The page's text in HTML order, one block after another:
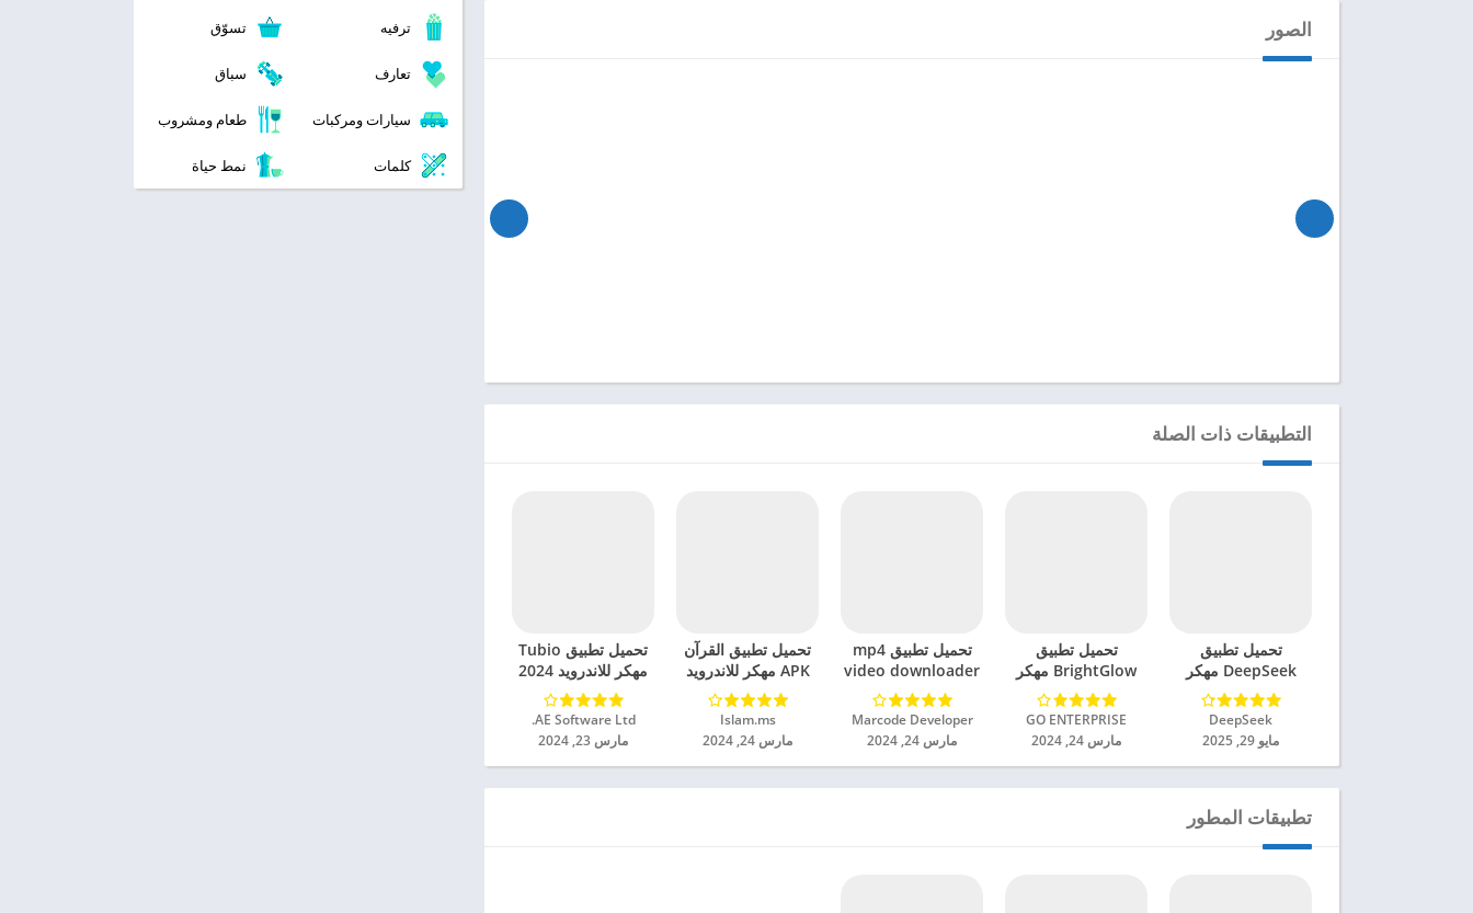
الصور
التطبيقات ذات الصلة
تحميل تطبيق
DeepSeek مهكر
للاندرويد 2025
DeepSeek‏
مايو 29, 2025
تحميل تطبيق
BrightGlow مهكر
للاندرويد 2024
GO ENTERPRISE‏
مارس 24, 2024
تحميل تطبيق mp4
video downloader
مهكر للاندرويد 2024
Marcode Developer‏
مارس 24, 2024
تحميل تطبيق القرآن
APK مهكر للاندرويد
2024
Islam.ms‏
مارس 24, 2024
تحميل تطبيق Tubio
مهكر للاندرويد 2024
AE Software Ltd.‏
مارس 23, 2024
تطبيقات المطور
ترفيه تسوّق
تعارف سباق
سيارات ومركبات طعام ومشروب
كلمات نمط حياة